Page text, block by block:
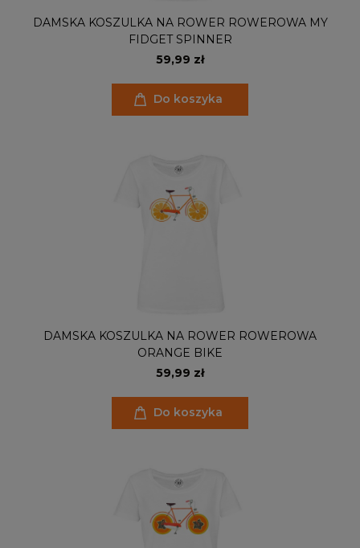
DAMSKA KOSZULKA NA ROWER ROWEROWA MY
FIDGET SPINNER
59,99 zł
Do koszyka
DAMSKA KOSZULKA NA ROWER ROWEROWA
ORANGE BIKE
59,99 zł
Do koszyka